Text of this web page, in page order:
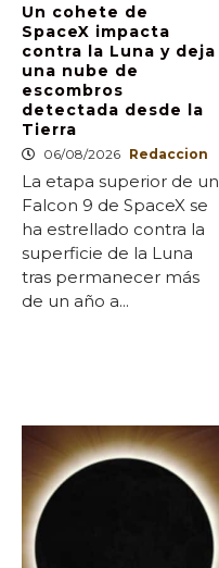
Un cohete de
SpaceX impacta
contra la Luna y deja
una nube de
escombros
detectada desde la
Tierra
06/08/2026 Redaccion
La etapa superior de un
Falcon 9 de SpaceX se
ha estrellado contra la
superficie de la Luna
tras permanecer más
de un año a...